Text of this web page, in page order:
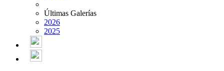
Últimas Galerías
2026
2025